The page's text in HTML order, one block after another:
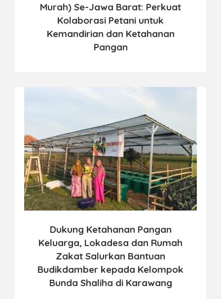
Murah) Se-Jawa Barat: Perkuat
Kolaborasi Petani untuk
Kemandirian dan Ketahanan
Pangan
Dukung Ketahanan Pangan
Keluarga, Lokadesa dan Rumah
Zakat Salurkan Bantuan
Budikdamber kepada Kelompok
Bunda Shaliha di Karawang